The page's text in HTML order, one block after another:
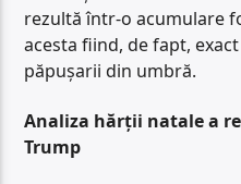
rezultă într-o acumulare
acesta fiind, de fapt,
păpușarii din umbră.
Analiza hărții natale a
Trump